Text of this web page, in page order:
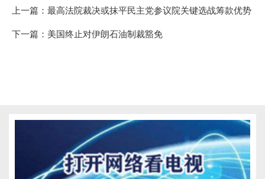
上一篇： 最高法院裁决或抹平民主党参议院关键选战筹款优势
下一篇： 美国终止对伊朗石油制裁豁免